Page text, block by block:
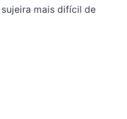
mais difícil de